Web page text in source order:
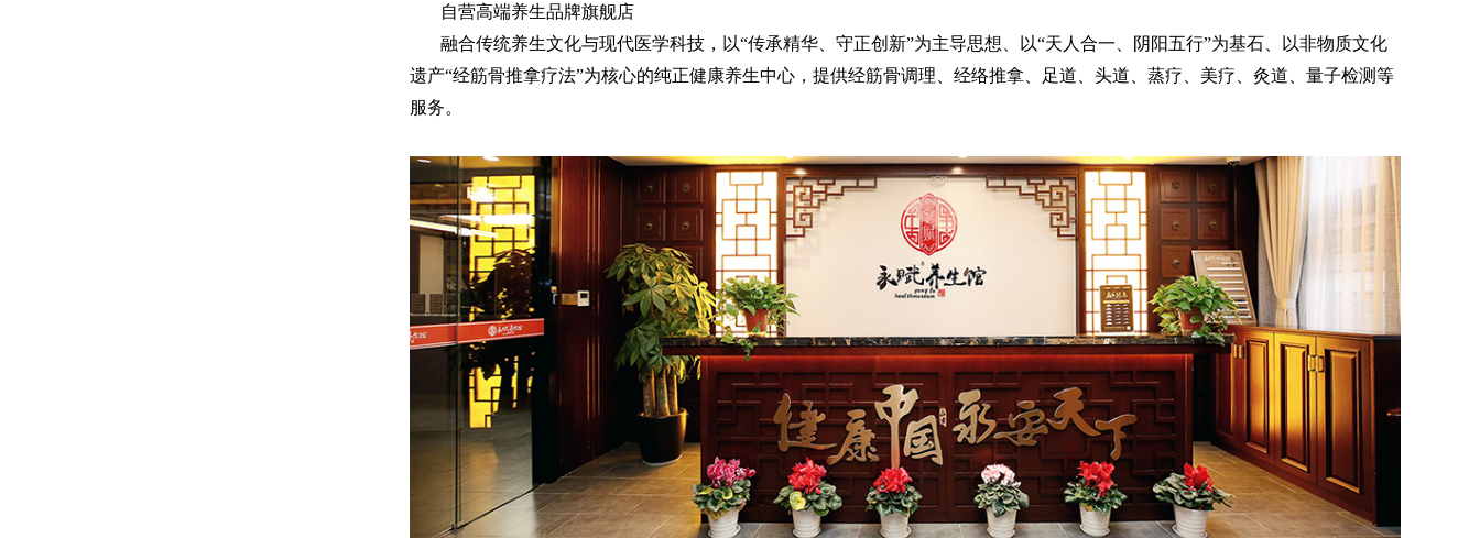
自营高端养生品牌旗舰店
融合传统养生文化与现代医学科技，以“传承精华、守正创新”为主导思想、以“天人合一、阴阳五行”为基石、以非物质文化
遗产“经筋骨推拿疗法”为核心的纯正健康养生中心，提供经筋骨调理、经络推拿、足道、头道、蒸疗、美疗、灸道、量子检测等
服务。